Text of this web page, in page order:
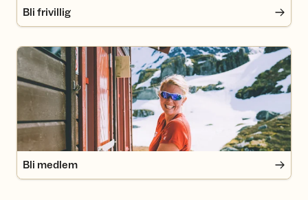
Bli frivillig
Bli medlem
Bli medlem